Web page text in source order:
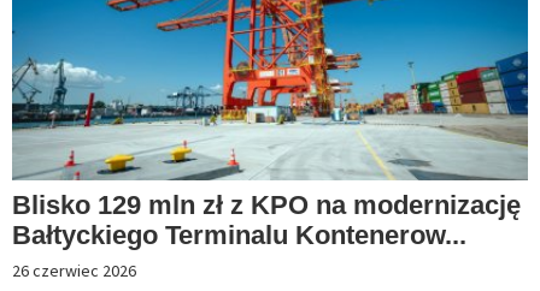
Blisko 129 mln zł z KPO na modernizację
Bałtyckiego Terminalu Kontenerow...
26 czerwiec 2026